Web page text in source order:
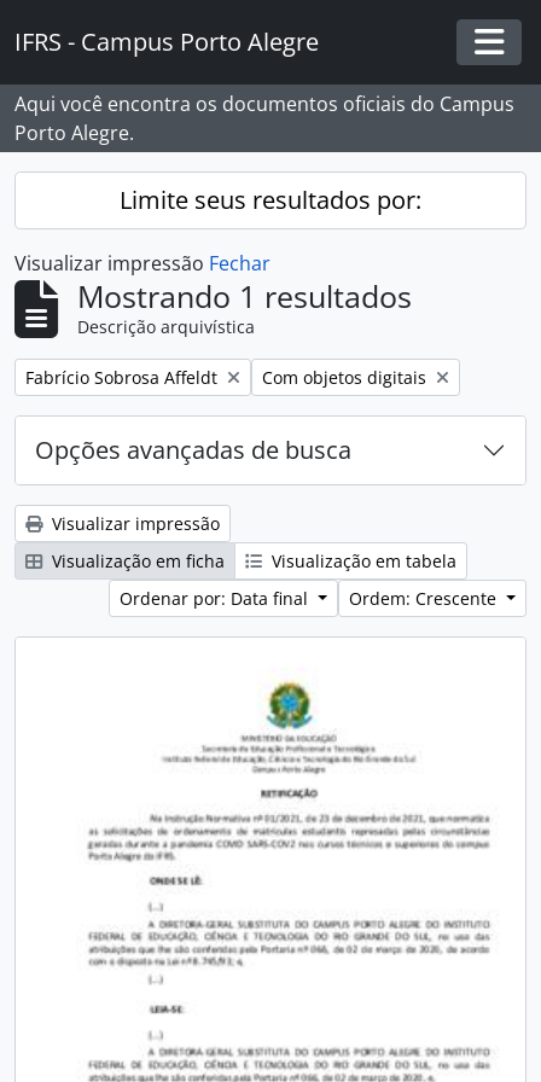
IFRS - Campus Porto Alegre
Aqui você encontra os documentos oficiais do Campus
Porto Alegre.
Limite seus resultados por:
Visualizar impressão Fechar
Mostrando 1 resultados
Descrição arquivística
Remover filtro:
Fabrício Sobrosa Affeldt Remover filtro:
Com objetos digitais
Opções avançadas de busca
Visualizar impressão
Visualização em ficha
Visualização em tabela
Ordenar por: Data final
Ordem: Crescente